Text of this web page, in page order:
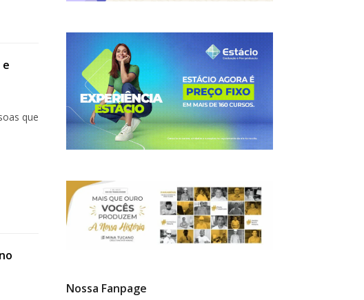
que
Nossa Fanpage